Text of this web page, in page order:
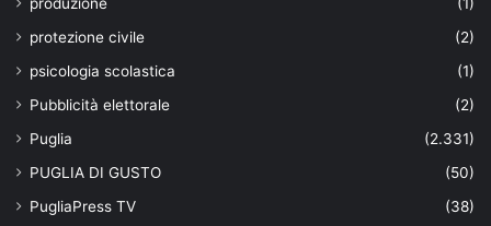
protezione civile
(2)
psicologia scolastica
(1)
Pubblicità elettorale
(2)
Puglia
(2.331)
PUGLIA DI GUSTO
(50)
PugliaPress TV
(38)